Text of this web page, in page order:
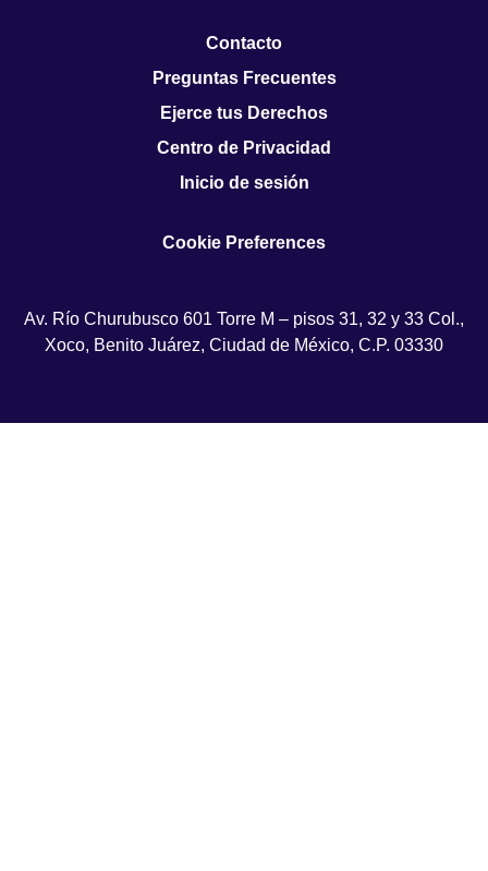
Contacto
Preguntas Frecuentes
Ejerce tus Derechos
Centro de Privacidad
Inicio de sesión
Cookie Preferences
Av. Río Churubusco 601 Torre M – pisos 31, 32 y 33 Col.,
Xoco, Benito Juárez, Ciudad de México, C.P. 03330